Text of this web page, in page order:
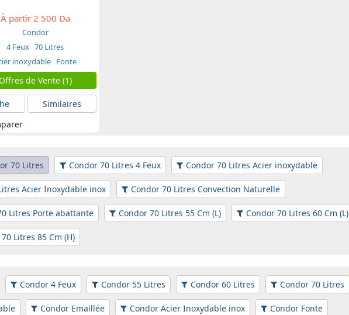
À partir2 500 Da
Condor
4 Feux 70 Litres
inoxydable Fonte
de Vente (1)
Similaires
70 Litres Condor 70 Litres 4 Feux Condor 70 Litres Acier inoxydable
Acier Inoxydable inox Condor 70 Litres Convection Naturelle
Litres Porte abattante Condor 70 Litres 55 Cm (L) Condor 70 Litres 60 Cm (L)
Litres 85 Cm (H)
Condor 4 Feux Condor 55 Litres Condor 60 Litres Condor 70 Litres
Condor Emaillée Condor Acier Inoxydable inox Condor Fonte